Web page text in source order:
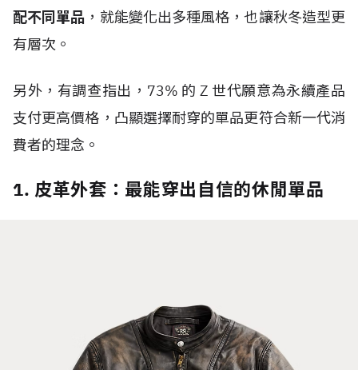
配不同單品 ，就能變化出多種風格，也讓秋冬造型更
有層次。
另外，有調查指出， 73% 的 Z 世代願意為永續產品
支付更高價格，凸顯選擇耐穿的單品更符合新一代消
費者的理念。
1. 皮革外套：最能穿出自信的休閒單品